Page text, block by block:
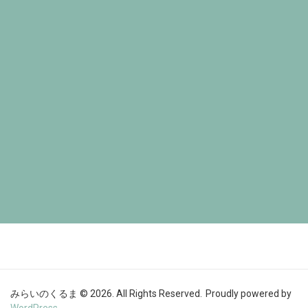
みらいのくるま © 2026. All Rights Reserved.
Proudly powered by